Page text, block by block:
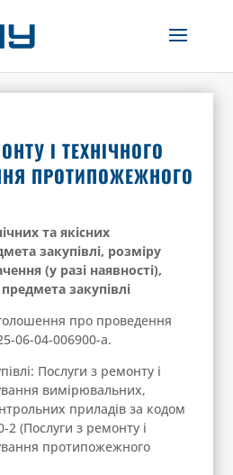
І ТЕХНІЧНОГО
ПРОТИПОЖЕЖНОГО
та якісних
закупівлі, розміру
(у разі наявності),
закупівлі
про проведення
06-04-006900-a.
Послуги з ремонту і
вимірювальних,
приладів за кодом
(Послуги з ремонту і
протипожежного